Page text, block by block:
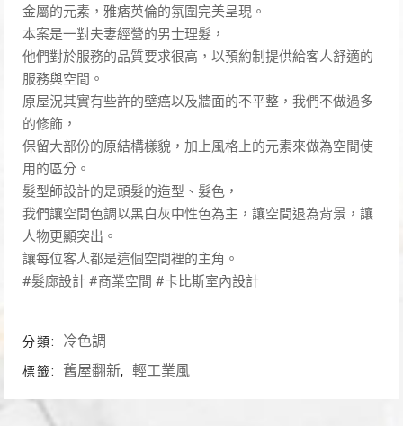
金屬的元素，雅痞英倫的氛圍完美呈現。
本案是一對夫妻經營的男士理髮，
他們對於服務的品質要求很高，以預約制提供給客人舒適的
服務與空間。
原屋況其實有些許的壁癌以及牆面的不平整，我們不做過多
的修飾，
保留大部份的原結構樣貌，加上風格上的元素來做為空間使
用的區分。
髮型師設計的是頭髮的造型、髮色，
我們讓空間色調以黑白灰中性色為主，讓空間退為背景，讓
人物更顯突出。
讓每位客人都是這個空間裡的主角。
#髮廊設計 #商業空間 #卡比斯室內設計
分類: 冷色調
標籤: 舊屋翻新, 輕工業風